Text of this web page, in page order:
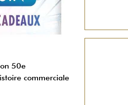
50e
commerciale